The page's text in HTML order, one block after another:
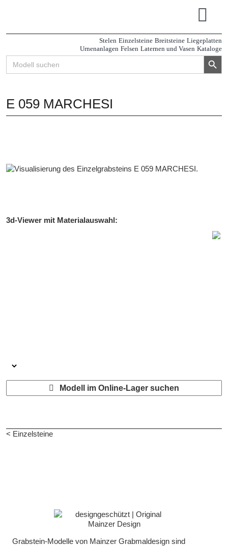
Stelen Einzelsteine Breitsteine Liegeplatten
Urnenanlagen Felsen Laternen und Vasen Kataloge
Search
for:
Search Button
E 059 MARCHESI
3d-Viewer mit Materialauswahl:
Modell im Online-Lager suchen
< Einzelsteine
Grabstein-Modelle von Mainzer Grabmaldesign sind